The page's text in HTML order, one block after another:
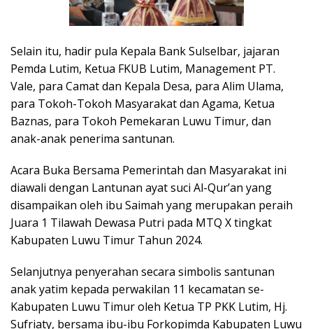
Selain itu, hadir pula Kepala Bank Sulselbar, jajaran
Pemda Lutim, Ketua FKUB Lutim, Management PT.
Vale, para Camat dan Kepala Desa, para Alim Ulama,
para Tokoh-Tokoh Masyarakat dan Agama, Ketua
Baznas, para Tokoh Pemekaran Luwu Timur, dan
anak-anak penerima santunan.
Acara Buka Bersama Pemerintah dan Masyarakat ini
diawali dengan Lantunan ayat suci Al-Qur’an yang
disampaikan oleh ibu Saimah yang merupakan peraih
Juara 1 Tilawah Dewasa Putri pada MTQ X tingkat
Kabupaten Luwu Timur Tahun 2024.
Selanjutnya penyerahan secara simbolis santunan
anak yatim kepada perwakilan 11 kecamatan se-
Kabupaten Luwu Timur oleh Ketua TP PKK Lutim, Hj.
Sufriaty, bersama ibu-ibu Forkopimda Kabupaten Luwu